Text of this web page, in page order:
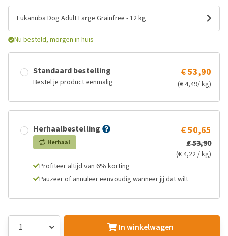
Eukanuba Dog Adult Large Grainfree - 12 kg
Nu besteld, morgen in huis
Standaard bestelling
Bestel je product eenmalig
€ 53,90
(€ 4,49/ kg)
Herhaalbestelling
Herhaal
€ 50,65
€ 53,90
(€ 4,22 / kg)
Profiteer altijd van 6% korting
Pauzeer of annuleer eenvoudig wanneer jij dat wilt
In winkelwagen